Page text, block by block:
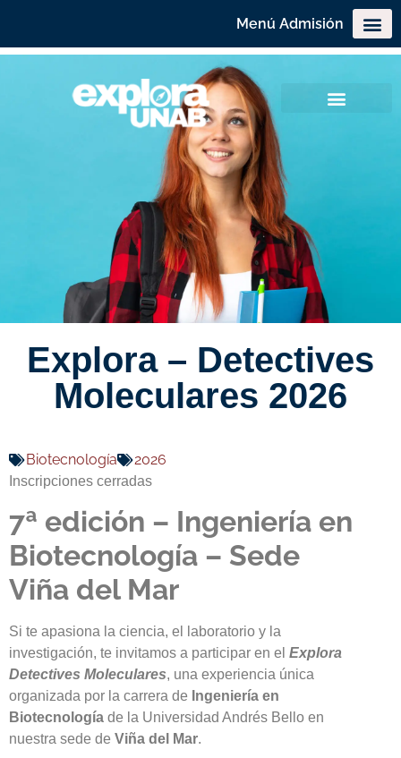
Menú Admisión
Explora – Detectives
Moleculares 2026
Biotecnología 2026
Inscripciones cerradas
7ª edición – Ingeniería en
Biotecnología – Sede
Viña del Mar
Si te apasiona la ciencia, el laboratorio y la
investigación, te invitamos a participar en el Explora
Detectives Moleculares, una experiencia única
organizada por la carrera de Ingeniería en
Biotecnología de la Universidad Andrés Bello en
nuestra sede de Viña del Mar.